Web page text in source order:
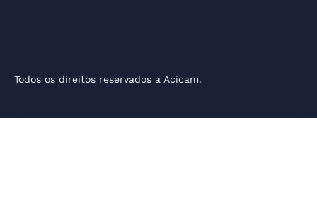
Todos os direitos reservados a Acicam.